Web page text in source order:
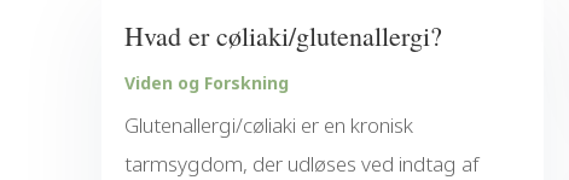
Hvad er cøliaki/glutenallergi?
Viden og Forskning
Glutenallergi/cøliaki er en kronisk
tarmsygdom, der udløses ved indtag af